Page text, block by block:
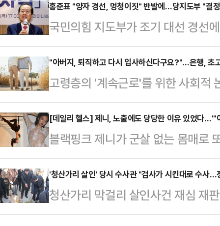
선고문의 결론이다. 헌재 재판관 8
날까? 국민과 역사의 법정에서는
더불어민주당으로서는 실로 오래
에서 몰아내는 데 성공했다. 지금
대한민국은 한덕수 대통령 권한대
를 하는 사람은 따로 있다.…
홍준표 "양자 경선, 멍청이짓" 반발에…당지도부 "결
국민의힘 지도부가 조기 대선 경선
최후 두 후보를 뽑아 양자 결선을
것이 없다"고 밝혔다.이양수 국민
나 '양자 결선 구도에 대해 찬탄(탄
다는 지적이 나왔다'는 물음에 "양
앞서 일부 언론은 국민의힘이 이번
의 득표가 과반에 못 미칠 경우 결
보도했다…
"아버지, 퇴직하고 다시 입사하신다구요?"…은행, 초
고령층의 '계속근로'를 위한 사회적
직 후 재고용' 제도가 떠오르고 있
취업률 하락 등 여러 부작용을 동반
고용 기회를 제공하는 등 고령층 일
위기다.8일 금융권에 따르면 초고
계속근로에 대한 고민이 깊어지고
직 후에도 더 오래 생산적으로 일할
국은행 조사국 고…
[데일리 헬스] 제니, 노출에도 당당한 이유 있었다…"'
블랙핑크 제니가 군살 없는 몸매로
거진 '옴므걸스'는 공식 SNS(소셜
했다.공개된 화보 속 제니는 군살
을 끌었다.제니는 최근 몸매를 드러
보이고 있다.지난달 29일(현지시
'청산가리 살인' 당시 수사관 "검사가 시킨대로 수사…
청산가리 막걸리 살인사건 재심 재
관이 증인으로 출석해 "당시 수사